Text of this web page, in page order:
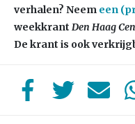
verhalen? Neem een
weekkrant Den Haag
De krant is ook